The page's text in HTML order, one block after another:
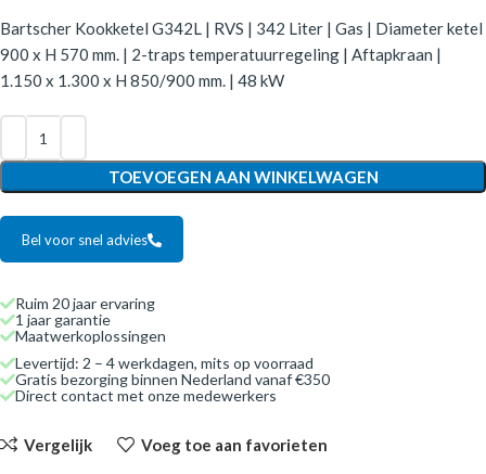
Bartscher Kookketel G342L | RVS | 342 Liter | Gas | Diameter ketel
900 x H 570 mm. | 2-traps temperatuurregeling | Aftapkraan |
1.150 x 1.300 x H 850/900 mm. | 48 kW
TOEVOEGEN AAN WINKELWAGEN
Bel voor snel advies
Ruim 20 jaar ervaring
1 jaar garantie
Maatwerkoplossingen
Levertijd: 2 – 4 werkdagen, mits op voorraad
Gratis bezorging binnen Nederland vanaf €350
Direct contact met onze medewerkers
Vergelijk Voeg toe aan favorieten